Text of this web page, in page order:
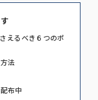
えるべき６つのポ
法
布中